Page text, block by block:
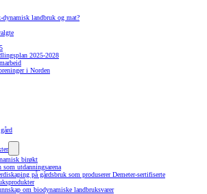
landbruk og mat?
2025-2028
i Norden
birøkt
som utdanningsarena
på gårdsbruk som produserer Demeter-sertifiserte
om biodynamiske landbruksvarer